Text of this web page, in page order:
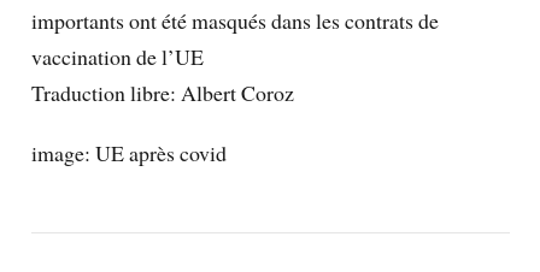
importants ont été masqués dans les contrats de
vaccination de l’UE
Traduction libre: Albert Coroz
image: UE après covid